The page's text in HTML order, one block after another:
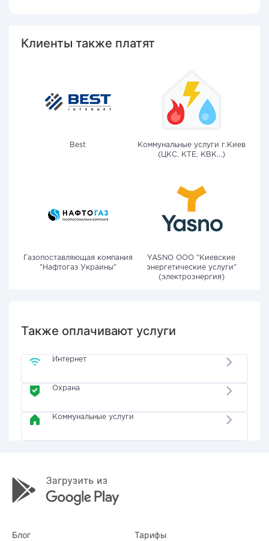
Клиенты также платят
Best
Коммунальные услуги г.Киев
(ЦКС, КТЕ, КВК...)
Газопоставляющая компания
"Нафтогаз Украины"
YASNO OOO "Киевские
энергетические услуги"
(электроэнергия)
Также оплачивают услуги
Интернет
Охрана
Коммунальные услуги
Блог Тарифы